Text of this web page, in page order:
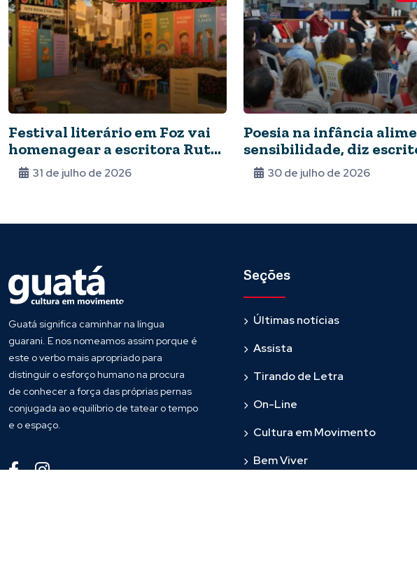
Festival literário em Foz vai
homenagear a escritora Ruth
Rocha
31 de julho de 2026
Poesia na infância
sensibilidade, diz
30 de julho de 2026
Guatá significa caminhar na língua
guarani. E nos nomeamos assim porque é
este o verbo mais apropriado para
distinguir o esforço humano na procura
de conhecer a força das próprias pernas
conjugada ao equilíbrio de tatear o tempo
e o espaço.
Seções
Últimas notícias
Assista
Tirando de Letra
On-Line
Cultura em Movimento
Bem Viver